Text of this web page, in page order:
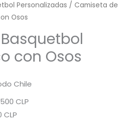
Personalizadas / Camiseta de
Osos
con Osos
Chile
CLP
CLP